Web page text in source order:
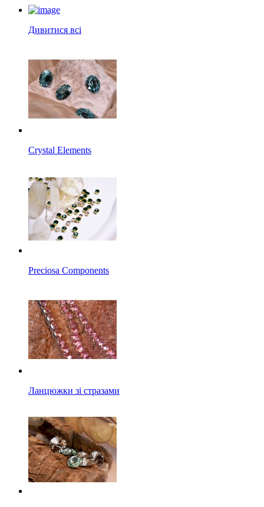
Дивитися всі
Crystal Elements
Preciosa Components
Ланцюжки зі стразами